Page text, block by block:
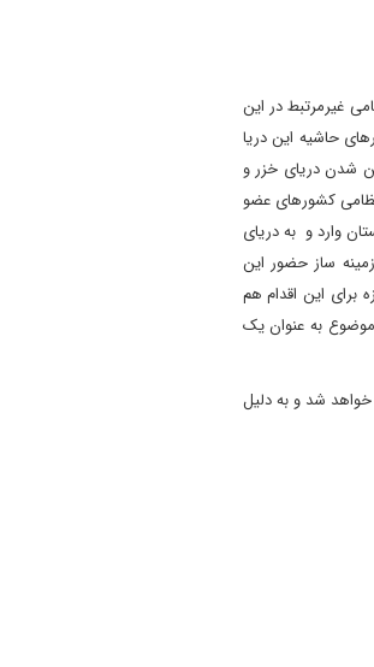
غیرمرتبط در این
حاشیه این دریا
شدن دریای خزر و
نظامی کشورهای عضو
وارد و به دریای
ساز حضور این
برای این اقدام هم
به عنوان یک
خواهد شد و به دلیل